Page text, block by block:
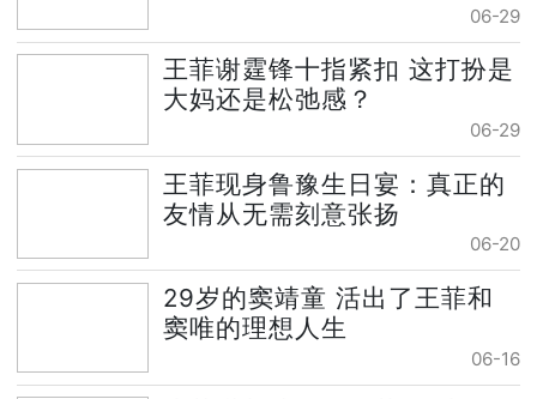
06-29
王菲谢霆锋十指紧扣 这打扮是
大妈还是松弛感？
06-29
王菲现身鲁豫生日宴：真正的
友情从无需刻意张扬
06-20
29岁的窦靖童 活出了王菲和
窦唯的理想人生
06-16